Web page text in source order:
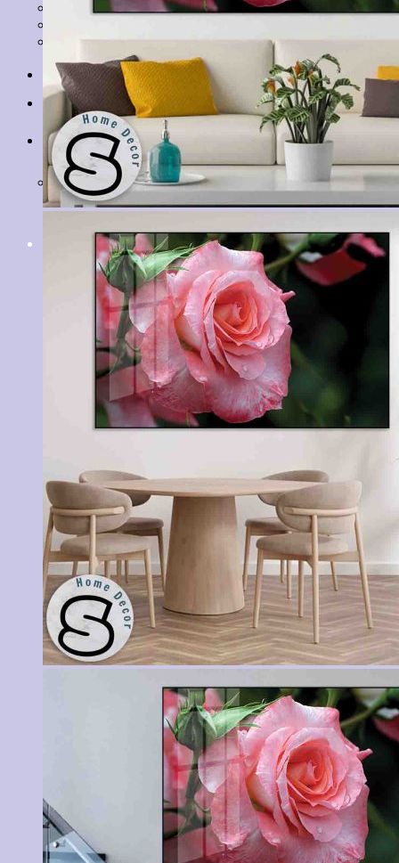
Tranh Lá Cây
Tranh Cá Chép
Tranh Thuỷ Mặc
Tranh Con Hổ
Tin tức
Liên hệ
Giỏ hàng
Chưa có sản phẩm trong giỏ hàng.
Tìm
kiếm: